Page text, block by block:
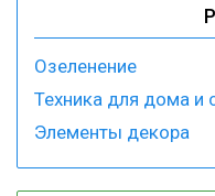
Озеленение
Техника для дома и
Элементы декора